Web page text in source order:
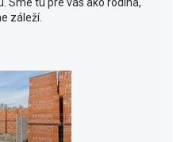
záleží.